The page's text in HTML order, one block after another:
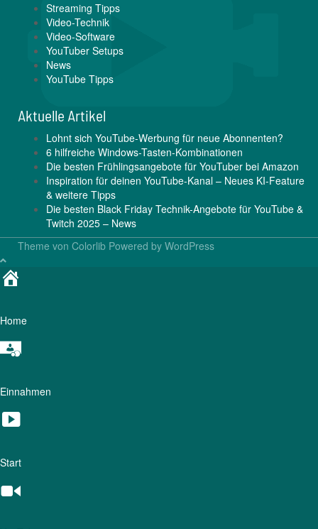
Streaming Tipps
Video-Technik
Video-Software
YouTuber Setups
News
YouTube Tipps
Aktuelle Artikel
Lohnt sich YouTube-Werbung für neue Abonnenten?
6 hilfreiche Windows-Tasten-Kombinationen
Die besten Frühlingsangebote für YouTuber bei Amazon
Inspiration für deinen YouTube-Kanal – Neues KI-Feature
& weitere Tipps
Die besten Black Friday Technik-Angebote für YouTube &
Twitch 2025 – News
Theme von Colorlib Powered by WordPress
Home
Einnahmen
Start